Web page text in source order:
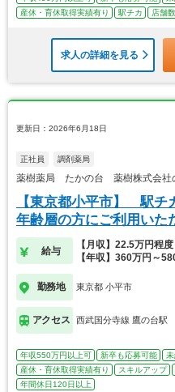
産休・育休取得実績有り
駅チカ 店舗
求人の詳細を見る
更新日：2026年6月18日
正社員 調剤薬局
薬樹薬局 たかの台 薬樹株式会社
【東京都小平市】 駅チ
年齢層の方にご利用いた
給与
【月収】22.5万円程
【年収】360万円～
勤務地 東京都 小平市
アクセス 西武国分寺線 鷹の台駅
年収550万円以上可 新卒も応募可能
産休・育休取得実績有り
スキルアップ
年間休日120日以上